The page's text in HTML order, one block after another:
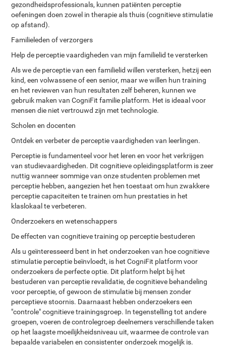
gezondheidsprofessionals, kunnen patiënten perceptie
oefeningen doen zowel in therapie als thuis (cognitieve stimulatie
op afstand).
Familieleden of verzorgers
Help de perceptie vaardigheden van mijn familielid te versterken
Als we de perceptie van een familielid willen versterken, hetzij een
kind, een volwassene of een senior, maar we willen hun training
en het reviewen van hun resultaten zelf beheren, kunnen we
gebruik maken van CogniFit familie platform. Het is ideaal voor
mensen die niet vertrouwd zijn met technologie.
Scholen en docenten
Ontdek en verbeter de perceptie vaardigheden van leerlingen.
Perceptie is fundamenteel voor het leren en voor het verkrijgen
van studievaardigheden. Dit cognitieve opleidingsplatform is zeer
nuttig wanneer sommige van onze studenten problemen met
perceptie hebben, aangezien het hen toestaat om hun zwakkere
perceptie capaciteiten te trainen om hun prestaties in het
klaslokaal te verbeteren.
Onderzoekers en wetenschappers
De effecten van cognitieve training op perceptie bestuderen
Als u geïnteresseerd bent in het onderzoeken van hoe cognitieve
stimulatie perceptie beïnvloedt, is het CogniFit platform voor
onderzoekers de perfecte optie. Dit platform helpt bij het
bestuderen van perceptie revalidatie, de cognitieve behandeling
voor perceptie, of gewoon de stimulatie bij mensen zonder
perceptieve stoornis. Daarnaast hebben onderzoekers een
"controle" cognitieve trainingsgroep. In tegenstelling tot andere
groepen, voeren de controlegroep deelnemers verschillende taken
op het laagste moeilijkheidsniveau uit, waarmee de controle van
bepaalde variabelen en consistenter onderzoek mogelijk is.